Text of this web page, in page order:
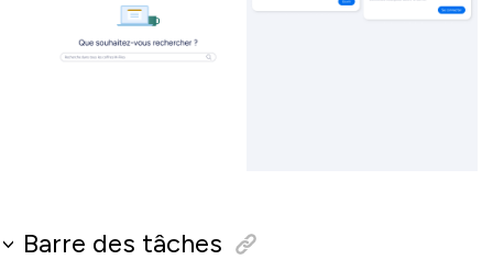
Barre des tâches